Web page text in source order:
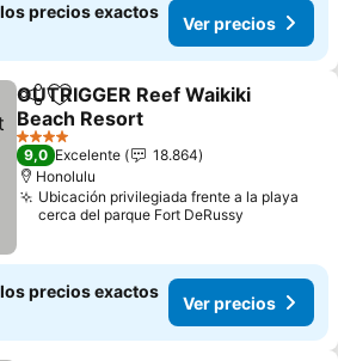
precios exactos
Ver precios
CompartirAgregar a favoritos
OUTRIGGER Reef Waikiki
Beach Resort
4 Estrellas
9,0 Excelente
18.864
Honolulu
Ubicación privilegiada frente a la playa
cerca del parque Fort DeRussy
precios exactos
Ver precios